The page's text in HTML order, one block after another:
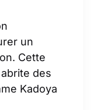
un
Cette
des
Kadoya